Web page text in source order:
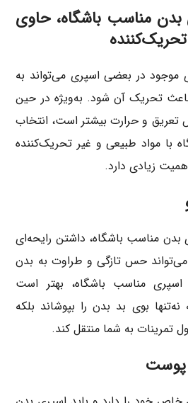
مناسب باشگاه، حاوی
موجود در بعضی اسپری می‌تواند به
تحریک آن شود. به‌ویژه در حین
و حرارت بیشتر است، انتخاب
با مواد طبیعی و غیر تحریک‌کننده
زیادی دارد.
مناسب باشگاه، داشتن رایحه‌ای
حس تازگی و طراوت به بدن
مناسب باشگاه، بهتر است
بوی بد بدن را بپوشاند بلکه
به شما منتقل کند.
پوست